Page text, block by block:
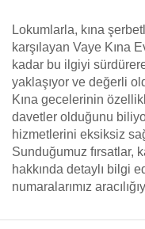
Lokumlarla, kına
karşılayan Vaye Kına
kadar bu ilgiyi
yaklaşıyor ve değerli
Kına gecelerinin
davetler olduğunu
hizmetlerini eksiksiz
Sunduğumuz fırsatlar,
hakkında detaylı bilgi
numaralarımız